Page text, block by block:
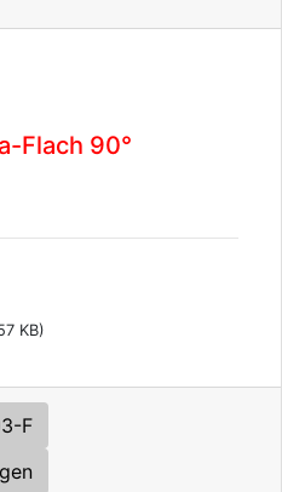
Flach 90°
KB)
F